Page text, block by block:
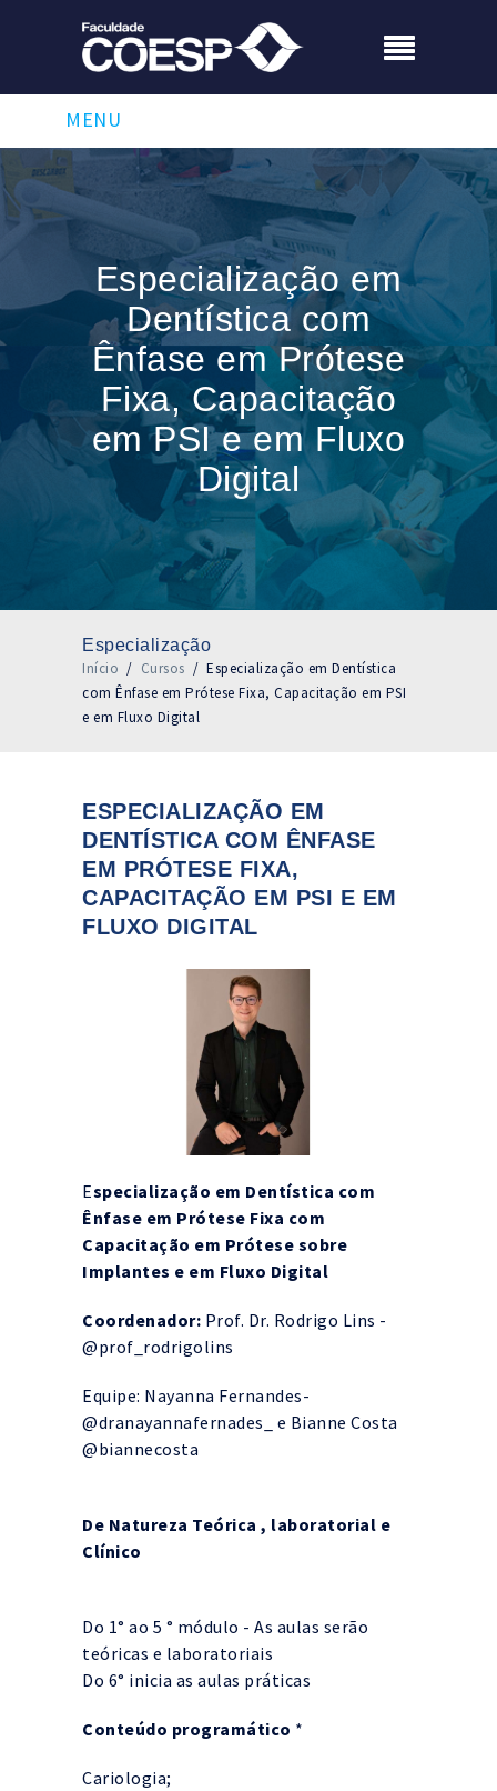
MENU
Especialização em
Dentística com
Ênfase em Prótese
Fixa, Capacitação
em PSI e em Fluxo
Digital
Especialização
Início / Cursos / Especialização em Dentística
com Ênfase em Prótese Fixa, Capacitação em PSI
e em Fluxo Digital
ESPECIALIZAÇÃO EM
DENTÍSTICA COM ÊNFASE
EM PRÓTESE FIXA,
CAPACITAÇÃO EM PSI E EM
FLUXO DIGITAL
Especialização em Dentística com
Ênfase em Prótese Fixa com
Capacitação em Prótese sobre
Implantes e em Fluxo Digital
Coordenador: Prof. Dr. Rodrigo Lins -
@prof_rodrigolins
Equipe: Nayanna Fernandes-
@‌dranayannafernades_ e Bianne Costa
@‌biannecosta
De Natureza Teórica , laboratorial e
Clínico
Do 1° ao 5 ° módulo - As aulas serão
teóricas e laboratoriais
Do 6° inicia as aulas práticas
Conteúdo programático *
Cariologia;